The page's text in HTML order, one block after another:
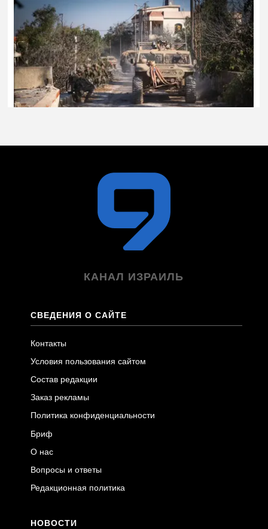
КАНАЛ ИЗРАИЛЬ
СВЕДЕНИЯ О САЙТЕ
Контакты
Условия пользования сайтом
Состав редакции
Заказ рекламы
Политика конфиденциальности
Бриф
О нас
Вопросы и ответы
Редакционная политика
НОВОСТИ